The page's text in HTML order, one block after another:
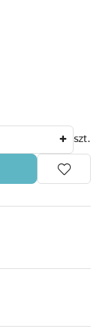
szt.